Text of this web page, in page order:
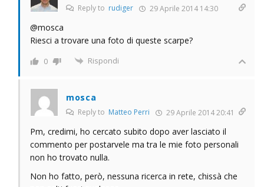
Reply to rudiger 29 Aprile 2014 14:30
@mosca
Riesci a trovare una foto di queste scarpe?
0 Rispondi
mosca
Reply to Matteo Perri 29 Aprile 2014 20:41
Pm, credimi, ho cercato subito dopo aver lasciato il
commento per postarvele ma tra le mie foto personali
non ho trovato nulla.
Non ho fatto, però, nessuna ricerca in rete, chissà che